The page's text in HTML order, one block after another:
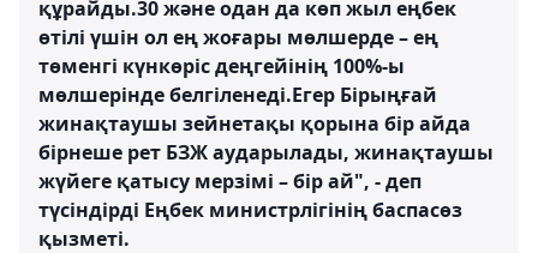
құрайды.30 және одан да көп жыл еңбек
өтілі үшін ол ең жоғары мөлшерде – ең
төменгі күнкөріс деңгейінің 100%-ы
мөлшерінде белгіленеді.Егер Бірыңғай
жинақтаушы зейнетақы қорына бір айда
бірнеше рет БЗЖ аударылады, жинақтаушы
жүйеге қатысу мерзімі – бір ай", - деп
түсіндірді Еңбек министрлігінің баспасөз
қызметі.